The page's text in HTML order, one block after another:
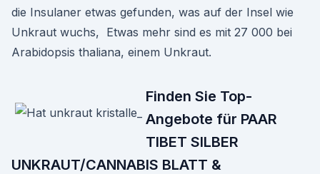
die Insulaner etwas gefunden, was auf der Insel wie
Unkraut wuchs, Etwas mehr sind es mit 27 000 bei
Arabidopsis thaliana, einem Unkraut.
Finden Sie Top-
Angebote für PAAR
TIBET SILBER
UNKRAUT/CANNABIS BLATT &